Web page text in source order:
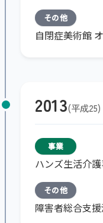
その他
自閉症美術館
2013 平成25
事業
ハンズ生活介
その他
障害者総合支